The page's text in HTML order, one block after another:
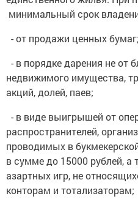
минимальный срок
- от продажи ценных бумаг;
- в порядке дарения не от
недвижимого имущества,
акций, долей, паев;
- в виде выигрышей от
распространителей,
проводимых в
в сумме до 15000 рублей, а
азартных игр, не
конторам и тотализаторам;